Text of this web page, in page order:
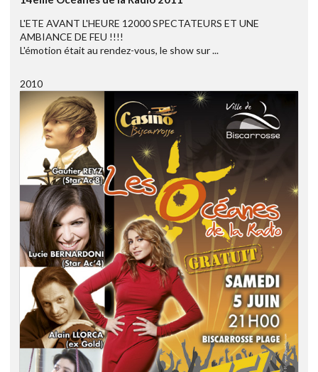
L'ETE AVANT L'HEURE 12000 SPECTATEURS ET UNE
AMBIANCE DE FEU !!!!
L'émotion était au rendez-vous, le show sur ...
2010